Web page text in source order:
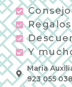
Regalos
Y
Maria
923 055 038